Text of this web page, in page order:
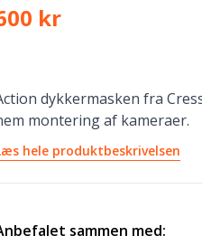
kr
dykkermasken fra
montering af kameraer.
hele produktbeskrivelsen
sammen med: